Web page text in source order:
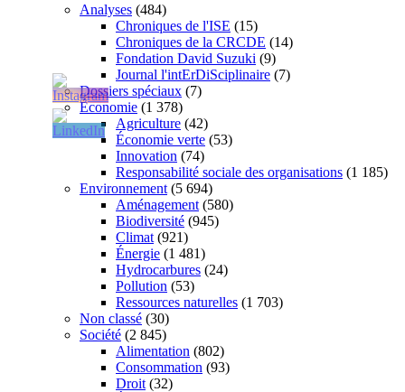
Analyses (484)
Chroniques de l'ISE (15)
Chroniques de la CRCDE (14)
Fondation David Suzuki (9)
Journal l'intErDiSciplinaire (7)
Dossiers spéciaux (7)
Économie (1 378)
Agriculture (42)
Économie verte (53)
Innovation (74)
Responsabilité sociale des organisations (1 185)
Environnement (5 694)
Aménagement (580)
Biodiversité (945)
Climat (921)
Énergie (1 481)
Hydrocarbures (24)
Pollution (53)
Ressources naturelles (1 703)
Non classé (30)
Société (2 845)
Alimentation (802)
Consommation (93)
Droit (32)